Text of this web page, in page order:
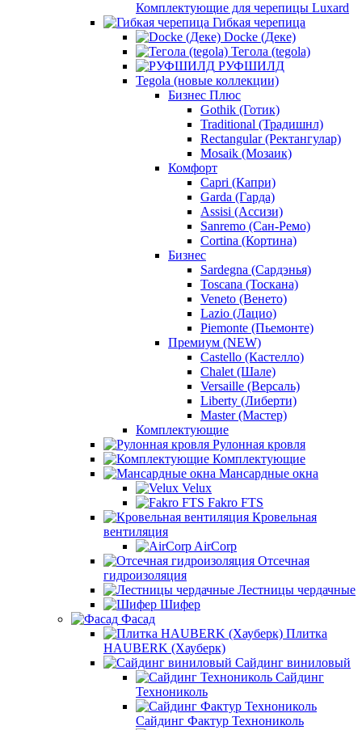
Комплектующие для черепицы Luxard
Гибкая черепица
Docke (Деке)
Тегола (tegola)
РУФШИЛД
Tegola (новые коллекции)
Бизнес Плюс
Gothik (Готик)
Traditional (Традишнл)
Rectangular (Ректангулар)
Mosaik (Мозаик)
Комфорт
Capri (Капри)
Garda (Гарда)
Assisi (Ассизи)
Sanremo (Сан-Ремо)
Cortina (Кортина)
Бизнес
Sardegna (Сардэнья)
Toscana (Тоскана)
Veneto (Венето)
Lazio (Лацио)
Piemonte (Пьемонте)
Премиум (NEW)
Castello (Кастелло)
Chalet (Шале)
Versaille (Версаль)
Liberty (Либерти)
Master (Мастер)
Комплектующие
Рулонная кровля
Комплектующие
Мансардные окна
Velux
Fakro FTS
Кровельная
вентиляция
AirCorp
Отсечная
гидроизоляция
Лестницы чердачные
Шифер
Фасад
Плитка
HAUBERK (Хауберк)
Сайдинг виниловый
Сайдинг
Технониколь
Сайдинг Фактур Технониколь